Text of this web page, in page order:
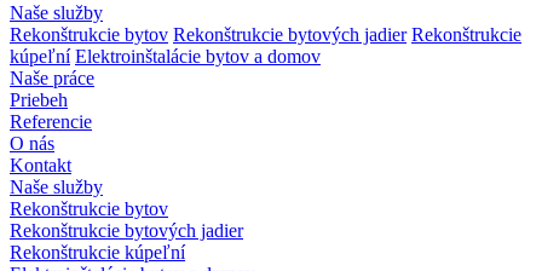
Naše služby
Rekonštrukcie bytov Rekonštrukcie bytových jadier Rekonštrukcie
kúpeľní Elektroinštalácie bytov a domov
Naše práce
Priebeh
Referencie
O nás
Kontakt
Naše služby
Rekonštrukcie bytov
Rekonštrukcie bytových jadier
Rekonštrukcie kúpeľní